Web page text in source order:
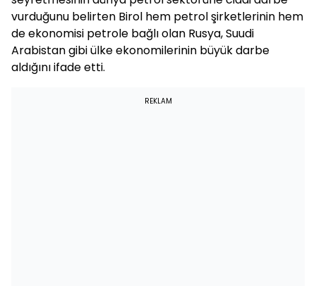
vurduğunu belirten Birol hem petrol şirketlerinin hem
de ekonomisi petrole bağlı olan Rusya, Suudi
Arabistan gibi ülke ekonomilerinin büyük darbe
aldığını ifade etti.
REKLAM